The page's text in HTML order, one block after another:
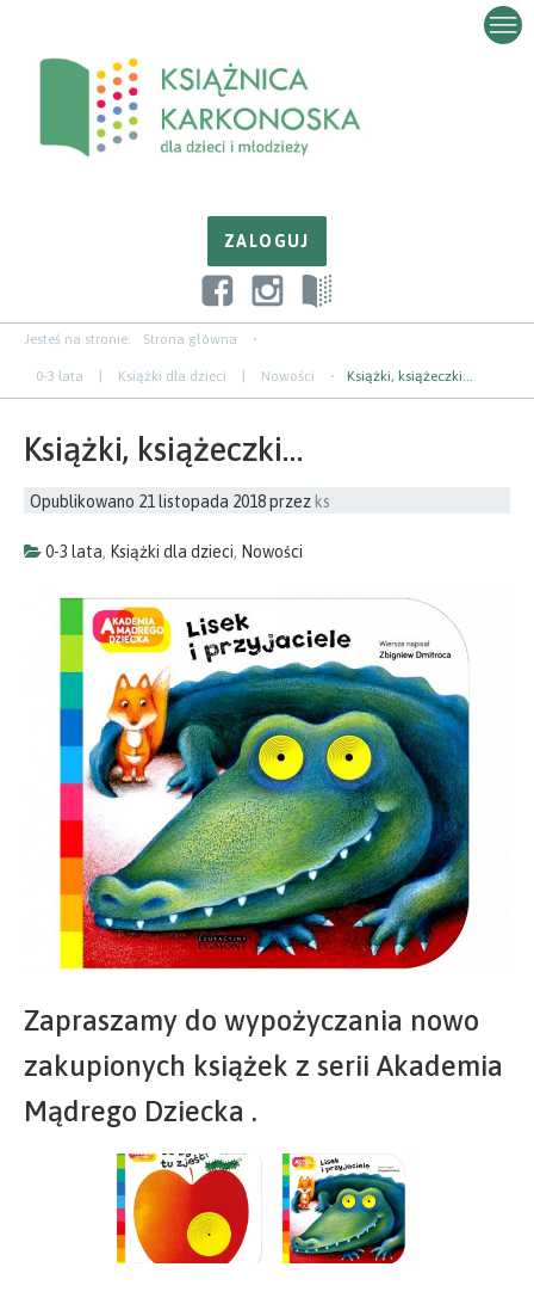
zawartości
nawigacji
paska
Jesteś na stronie: Strona główna
0-3 lata Książki dla dzieci Nowości Książki, książeczki…
Książki, książeczki…
Opublikowano 21 listopada 2018przez ks
0-3 lata, Książki dla dzieci, Nowości
Zapraszamy do wypożyczania nowo
zakupionych książek z serii Akademia
Mądrego Dziecka .